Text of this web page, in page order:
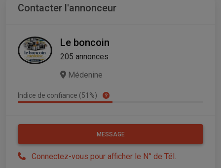
Contacter l'annonceur
Le boncoin
205 annonces
Médenine
Indice de confiance (51%)
MESSAGE
Connectez-vous pour afficher le N° de Tél.